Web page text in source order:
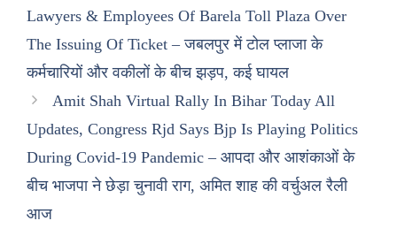
Lawyers & Employees Of Barela Toll Plaza Over
The Issuing Of Ticket – जबलपुर में टोल प्लाजा के
कर्मचारियों और वकीलों के बीच झड़प, कई घायल
Amit Shah Virtual Rally In Bihar Today All
Updates, Congress Rjd Says Bjp Is Playing Politics
During Covid-19 Pandemic – आपदा और आशंकाओं के
बीच भाजपा ने छेड़ा चुनावी राग, अमित शाह की वर्चुअल रैली
आज